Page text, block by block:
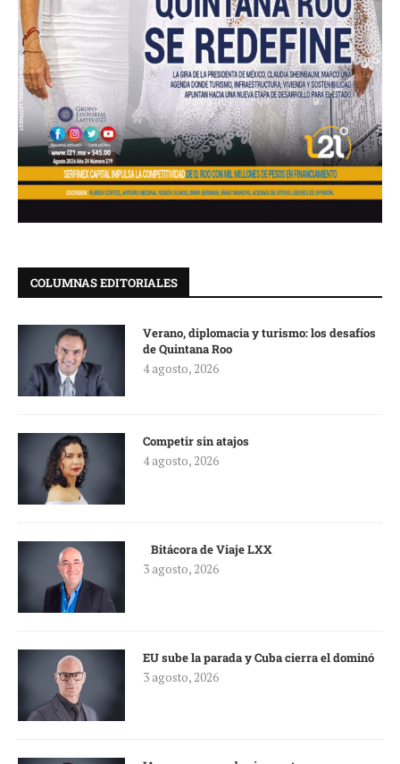
COLUMNAS EDITORIALES
Verano, diplomacia y turismo: los desafíos
de Quintana Roo
4 agosto, 2026
Competir sin atajos
4 agosto, 2026
Bitácora de Viaje LXX
3 agosto, 2026
EU sube la parada y Cuba cierra el dominó
3 agosto, 2026